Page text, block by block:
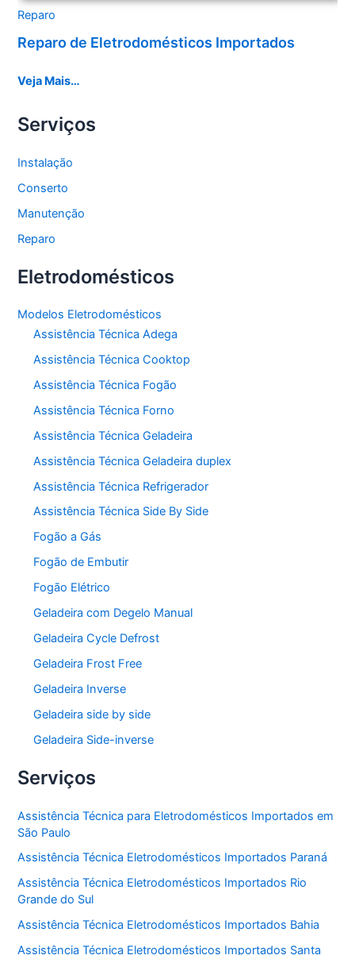
Reparo
Reparo de Eletrodomésticos Importados
Veja Mais…
Serviços
Instalação
Conserto
Manutenção
Reparo
Eletrodomésticos
Modelos Eletrodomésticos
Assistência Técnica Adega
Assistência Técnica Cooktop
Assistência Técnica Fogão
Assistência Técnica Forno
Assistência Técnica Geladeira
Assistência Técnica Geladeira duplex
Assistência Técnica Refrigerador
Assistência Técnica Side By Side
Fogão a Gás
Fogão de Embutir
Fogão Elétrico
Geladeira com Degelo Manual
Geladeira Cycle Defrost
Geladeira Frost Free
Geladeira Inverse
Geladeira side by side
Geladeira Side-inverse
Serviços
Assistência Técnica para Eletrodomésticos Importados em
São Paulo
Assistência Técnica Eletrodomésticos Importados Paraná
Assistência Técnica Eletrodomésticos Importados Rio
Grande do Sul
Assistência Técnica Eletrodomésticos Importados Bahia
Assistência Técnica Eletrodomésticos Importados Santa